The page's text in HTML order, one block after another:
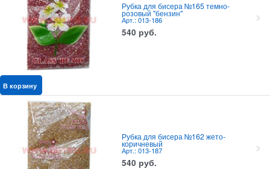
Рубка для бисера №165 темно-
розовый "бензин"
Арт.: 013-186
540 руб.
В корзину
Рубка для бисера №162 жето-
коричневый
Арт.: 013-187
540 руб.